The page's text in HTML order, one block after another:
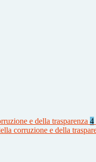
e della trasparenza 4
corruzione e della